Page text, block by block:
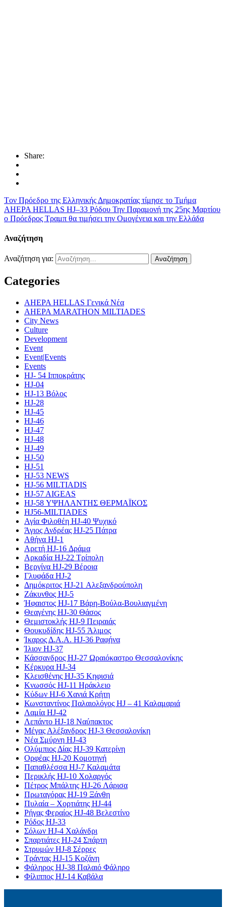
Share:
Tον Πρόεδρο της Ελληνικής Δημοκρατίας τίμησε το Τμήμα
AHEPA HELLAS HJ–33 Ρόδου Την Παραμονή της 25ης Μαρτίου
ο Πρόεδρος Τραμπ θα τιμήσει την Ομογένεια και την Ελλάδα
Αναζήτηση
Αναζήτηση για:
Categories
AHEPA HELLAS Γενικά Νέα
AHEPA MARATHON MILTIADES
City News
Culture
Development
Event
Event|Events
Events
HJ- 54 Ιπποκράτης
HJ-04
HJ-13 Βόλος
HJ-28
HJ-45
HJ-46
HJ-47
HJ-48
HJ-49
HJ-50
HJ-51
HJ-53 NEWS
HJ-56 MILTIADIS
HJ-57 AIGEAS
HJ-58 ΥΨΗΛΑΝΤΗΣ ΘΕΡΜΑΪΚΟΣ
HJ56-MILTIADES
Αγία Φιλοθέη HJ-40 Ψυχικό
Άγιος Ανδρέας HJ-25 Πάτρα
Αθήνα HJ-1
Αρετή HJ-16 Δράμα
Αρκαδία HJ-22 Τρίπολη
Βεργίνα HJ-29 Βέροια
Γλυφάδα HJ-2
Δημόκριτος HJ-21 Αλεξανδρούπολη
Ζάκυνθος HJ-5
Ήφαιστος HJ-17 Βάρη-Βούλα-Βουλιαγμένη
Θεαγένης HJ-30 Θάσος
Θεμιστοκλής HJ-9 Πειραιάς
Θουκυδίδης HJ-55 Άλιμος
Ίκαρος Δ.Α.Α. HJ-36 Ραφήνα
Ίλιον HJ-37
Κάσσανδρος HJ-27 Ωραιόκαστρο Θεσσαλονίκης
Κέρκυρα HJ-34
Κλεισθένης HJ-35 Κηφισιά
Κνωσσός HJ-11 Ηράκλειο
Κύδων HJ-6 Χανιά Κρήτη
Κωνσταντίνος Παλαιολόγος HJ – 41 Καλαμαριά
Λαμία HJ-42
Λεπάντο HJ-18 Ναύπακτος
Μέγας Αλέξανδρος HJ-3 Θεσσαλονίκη
Νέα Σμύρνη HJ-43
Ολύμπιος Δίας HJ-39 Κατερίνη
Ορφέας HJ-20 Κομοτηνή
Παπαθλέσσα HJ-7 Καλαμάτα
Περικλής HJ-10 Χολαργός
Πέτρος Μπάλτης HJ-26 Λάρισα
Πρωταγόρας HJ-19 Ξάνθη
Πυλαία – Χορτιάτης HJ-44
Ρήγας Φεραίος HJ-48 Βελεστίνο
Ρόδος HJ-33
Σόλων HJ-4 Χαλάνδρι
Σπαρτιάτες HJ-24 Σπάρτη
Στρυμών HJ-8 Σέρρες
Τράντας HJ-15 Κοζάνη
Φάληρος HJ-38 Παλαιό Φάληρο
Φίλιππος HJ-14 Καβάλα